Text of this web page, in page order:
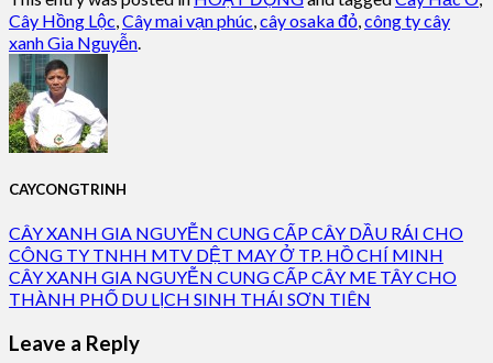
Cây Hồng Lộc,Cây mai vạn phúc,cây osaka đỏ,công ty cây
xanh Gia Nguyễn.
CAYCONGTRINH
CÂY XANH GIA NGUYỄN CUNG CẤP CÂY DẦU RÁI CHO
CÔNG TY TNHH MTV DỆT MAY Ở TP. HỒ CHÍ MINH
CÂY XANH GIA NGUYỄN CUNG CẤP CÂY ME TÂY CHO
THÀNH PHỐ DU LỊCH SINH THÁI SƠN TIÊN
Leave a Reply